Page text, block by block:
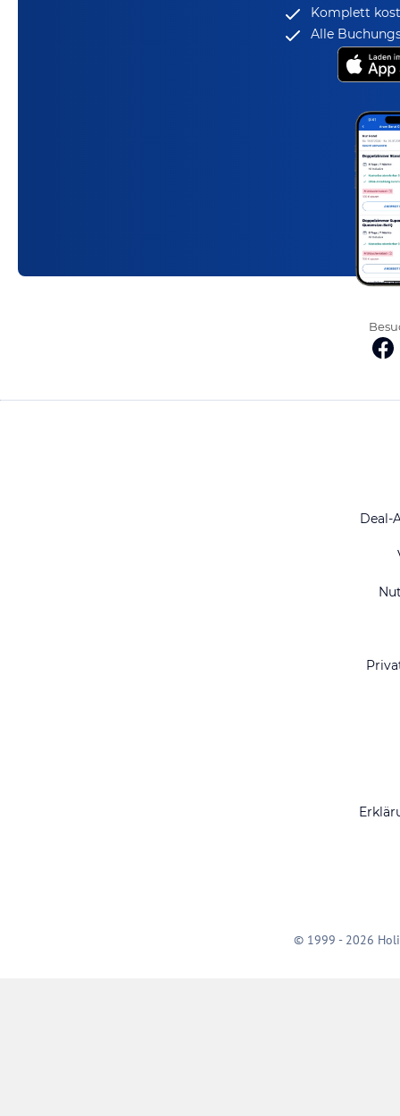
Komplett
Alle
Deal-
© 1999 - 2026